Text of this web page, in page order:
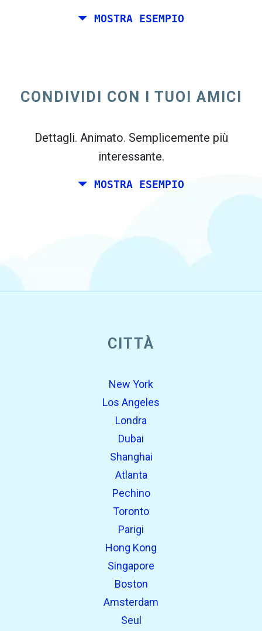
Trovato in precedenza:
MOSTRA ESEMPIO
Madrid, ei tuoi amici vive a Dublino e
Trovato in precedenza:
CONDIVIDI CON I TUOI AMICI
Dettagli. Animato. Semplicemente più
interessante.
MOSTRA ESEMPIO
CITTÀ
New York
Los Angeles
Londra
Dubai
Shanghai
Atlanta
Pechino
Toronto
Parigi
Hong Kong
Singapore
Boston
Amsterdam
Seul